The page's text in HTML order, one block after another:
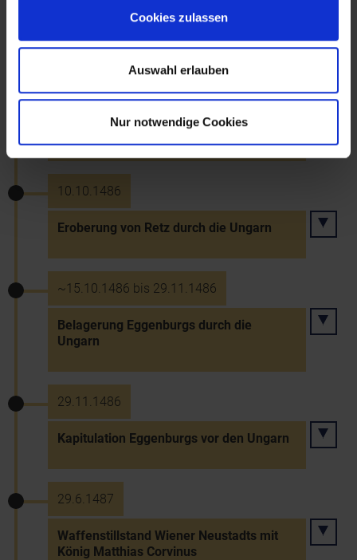
Cookies zulassen
Auswahl erlauben
Nur notwendige Cookies
Matthias Corvinus in Niederösterreich
Eroberung von Laa/Thaya und Feldsberg
(Valtice) durch die Ungarn
10.10.1486
Eroberung von Retz durch die Ungarn
~15.10.1486 bis 29.11.1486
Belagerung Eggenburgs durch die
Ungarn
29.11.1486
Kapitulation Eggenburgs vor den Ungarn
29.6.1487
Waffenstillstand Wiener Neustadts mit
König Matthias Corvinus